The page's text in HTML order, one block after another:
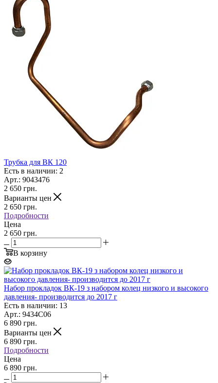
Трубка для BК 120
Есть в наличии: 2
Арт.: 9043476
2 650 грн.
Варианты цен
2 650 грн.
Подробности
Цена
2 650 грн.
В корзину
Набор прокладок ВК-19 з набором колец низкого и высокого
давления- производится до 2017 г
Есть в наличии: 13
Арт.: 9434C06
6 890 грн.
Варианты цен
6 890 грн.
Подробности
Цена
6 890 грн.